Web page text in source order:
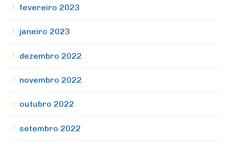
fevereiro 2023
janeiro 2023
dezembro 2022
novembro 2022
outubro 2022
setembro 2022